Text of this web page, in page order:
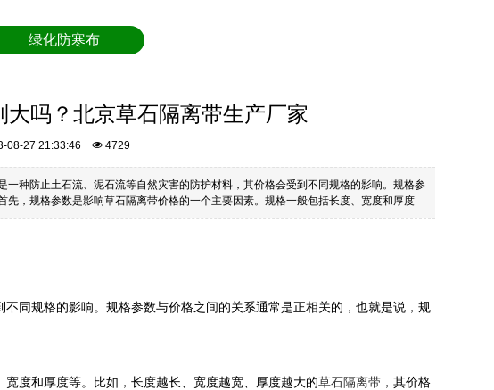
绿化防寒布
吗？北京草石隔离带生产厂家
08-27 21:33:46 4729
种防止土石流、泥石流等自然灾害的防护材料，其价格会受到不同规格的影响。规格参
，规格参数是影响草石隔离带价格的一个主要因素。规格一般包括长度、宽度和厚度
同规格的影响。规格参数与价格之间的关系通常是正相关的，也就是说，规
度和厚度等。比如，长度越长、宽度越宽、厚度越大的草石隔离带，其价格